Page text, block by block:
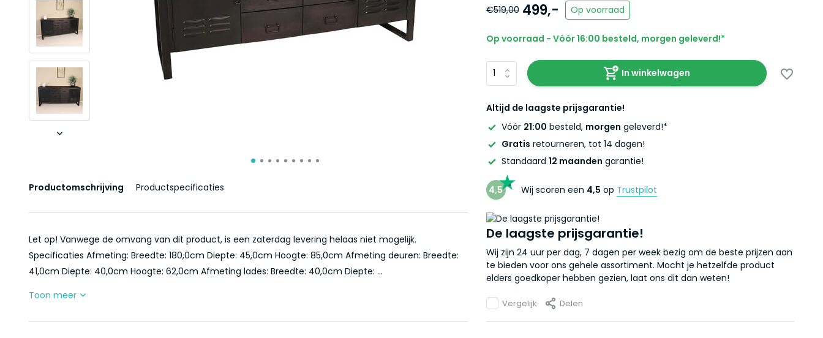
Productomschrijving Productspecificaties
Let op! Vanwege de omvang van dit product, is een zaterdag levering helaas niet mogelijk.
Specificaties Afmeting: Breedte: 180,0cm Diepte: 45,0cm Hoogte: 85,0cm Afmeting deuren: Breedte:
41,0cm Diepte: 40,0cm Hoogte: 62,0cm Afmeting lades: Breedte: 40,0cm Diepte: ...
Toon meer
€519,00 499,- Op voorraad
Op voorraad - Vóór 16:00 besteld, morgen geleverd!*
In winkelwagen
Altijd de laagste prijsgarantie!
Vóór 21:00 besteld, morgen geleverd!*
Gratis retourneren, tot 14 dagen!
Standaard 12 maanden garantie!
4,5 Wij scoren een 4,5 op Trustpilot
De laagste prijsgarantie!
Wij zijn 24 uur per dag, 7 dagen per week bezig om de beste prijzen aan
te bieden voor ons gehele assortiment. Mocht je hetzelfde product
elders goedkoper hebben gezien, laat ons dit dan weten!
Vergelijk Delen